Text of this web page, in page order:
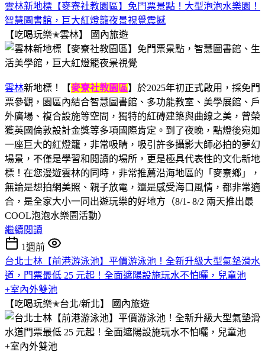
雲林新地標【麥寮社教園區】免門票景點！大型泡泡水樂園！
智慧圖書館，巨大紅燈籠夜景視覺震撼
【吃喝玩樂✭雲林】
國內旅遊
雲林新地標！【麥寮社教園區】於2025年初正式啟用，採免門
票參觀，園區內結合智慧圖書館、多功能教室、美學展館、戶
外廣場、複合設施等空間，獨特的紅磚建築與曲線之美，曾榮
獲英國倫敦設計金獎等多項國際肯定。到了夜晚，點燈後宛如
一座巨大的紅燈籠，非常吸睛，吸引許多攝影大師必拍的夢幻
場景，不僅是學習和閱讀的場所，更是極具代表性的文化新地
標！在您漫遊雲林的同時，非常推薦沿海地區的「麥寮鄉」，
無論是想拍網美照、親子放電，還是感受海口風情，都非常適
合，是全家大小一同出遊玩樂的好地方（8/1- 8/2 兩天推出最
COOL泡泡水樂園活動）
繼續閱讀
1週前
台北士林【前港游泳池】平價游泳池！全新升級大型氣墊滑水
道，門票最低 25 元起！全面遮陽設施玩水不怕曬，兒童池
+室內外雙池
【吃喝玩樂✭台北/新北】
國內旅遊